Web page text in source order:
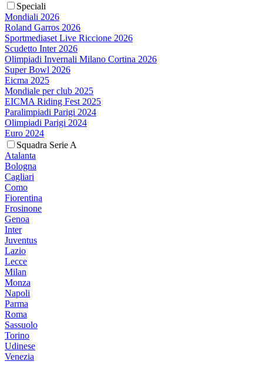
Speciali
Mondiali 2026
Roland Garros 2026
Sportmediaset Live Riccione 2026
Scudetto Inter 2026
Olimpiadi Invernali Milano Cortina 2026
Super Bowl 2026
Eicma 2025
Mondiale per club 2025
EICMA Riding Fest 2025
Paralimpiadi Parigi 2024
Olimpiadi Parigi 2024
Euro 2024
Squadra Serie A
Atalanta
Bologna
Cagliari
Como
Fiorentina
Frosinone
Genoa
Inter
Juventus
Lazio
Lecce
Milan
Monza
Napoli
Parma
Roma
Sassuolo
Torino
Udinese
Venezia